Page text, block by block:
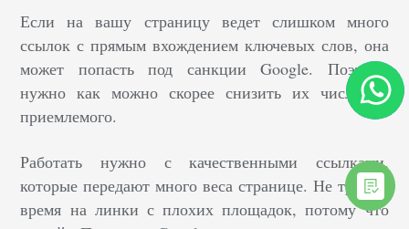
Если на вашу страницу ведет слишком много
ссылок с прямым вхождением ключевых слов, она
может попасть под санкции Google. Поэтому
нужно как можно скорее снизить их число до
приемлемого.
Работать нужно с качественными ссылками,
которые передают много веса странице. Не тратьте
время на линки с плохих площадок, потому что